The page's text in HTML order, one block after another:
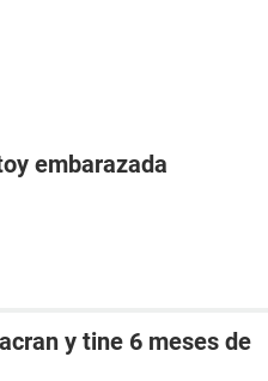
embarazada
y tine 6 meses de